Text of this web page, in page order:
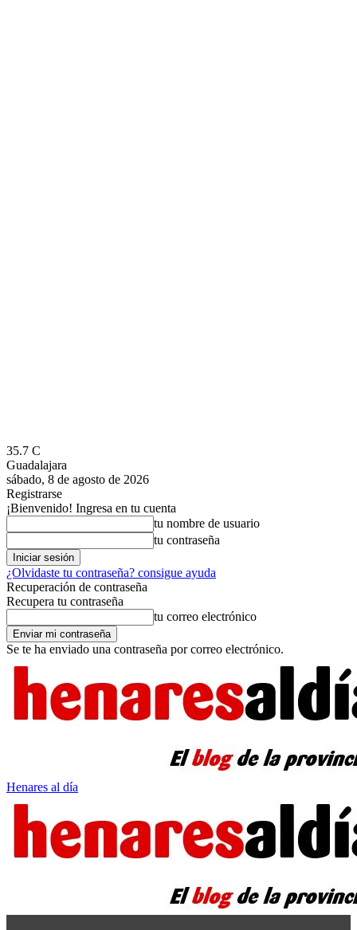
35.7 C
Guadalajara
sábado, 8 de agosto de 2026
Registrarse
¡Bienvenido! Ingresa en tu cuenta
tu nombre de usuario
tu contraseña
¿Olvidaste tu contraseña? consigue ayuda
Recuperación de contraseña
Recupera tu contraseña
tu correo electrónico
Se te ha enviado una contraseña por correo electrónico.
Henares al día